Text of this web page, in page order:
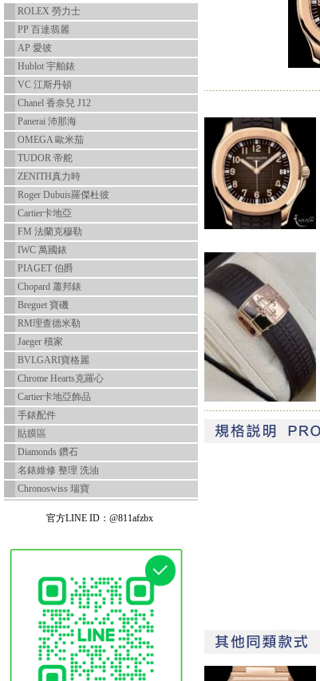
ROLEX 勞力士
PP 百達翡麗
AP 愛彼
Hublot 宇舶錶
VC 江斯丹頓
Chanel 香奈兒 J12
Panerai 沛那海
OMEGA 歐米茄
TUDOR 帝舵
ZENITH真力時
Roger Dubuis羅傑杜彼
Cartier卡地亞
FM 法蘭克穆勒
IWC 萬國錶
PIAGET 伯爵
Chopard 蕭邦錶
Breguet 寶磯
RM理查德米勒
Jaeger 積家
BVLGARI寶格麗
Chrome Hearts克羅心
Cartier卡地亞飾品
手錶配件
貼膜區
Diamonds 鑽石
名錶維修 整理 洗油
Chronoswiss 瑞寶
官方LINE ID：@811afzbx